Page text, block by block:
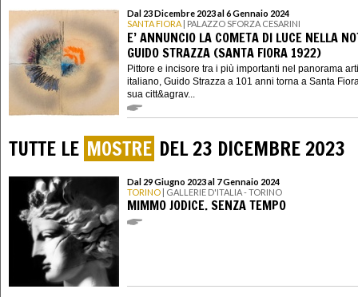
Dal 23 Dicembre 2023 al 6 Gennaio 2024
SANTA FIORA | PALAZZO SFORZA CESARINI
E’ ANNUNCIO LA COMETA DI LUCE NELLA
GUIDO STRAZZA (SANTA FIORA 1922)
Pittore e incisore tra i più importanti nel panorama
italiano, Guido Strazza a 101 anni torna a Santa
sua citt&agrav...
TUTTE LE MOSTRE DEL 23 DICEMBRE 2023
Dal 29 Giugno 2023 al 7 Gennaio 2024
TORINO | GALLERIE D'ITALIA - TORINO
MIMMO JODICE. SENZA TEMPO